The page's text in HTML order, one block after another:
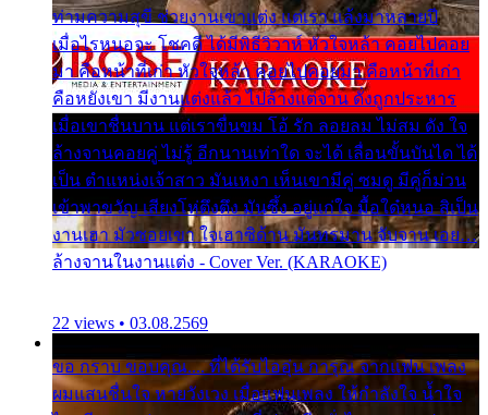
ท่ามความสุขี ช่วยงานเขาแต่ง แต่เรา แล้งมาหลายปี
เมื่อไรหนอจะ โชคดี ได้มีพิธีวิวาห์ หัวใจหล้า คอยไปคอย
มา คือหน้าที่เก่า หัวใจหล้า คอยไปคอยมา คือหน้าที่เก่า
คือหยังเขา มีงานแต่งแล้ว ไปล้างแต่จาน ดั่งถูกประหาร
เมื่อเขาชื่นบาน แต่เราขื่นขม โอ้ รัก ลอยลม ไม่สม ดัง ใจ
ล้างจานคอยคู่ ไม่รู้ อีกนานเท่าใด จะได้ เลื่อนขั้นบันได ได้
เป็น ตำแหน่งเจ้าสาว มันเหงา เห็นเขามีคู่ ซมดู มีคู่ก็ม่วน
เข้าพาขวัญ เสียงโห่ตึงตึง มันซึ้ง อยู่แก่ใจ มื้อใด๋หนอ สิเป็น
งานเฮา มัวซอยเขา ใจเฮาซิด้าน มันทรมาน จับจาน เอย…
ล้างจานในงานแต่ง - Cover Ver. (KARAOKE)
22 views • 03.08.2569
ขอ กราบ ขอบคุณ.... ที่ได้รับไออุ่น การุณ จากแฟน เพลง
ผมแสนชื่นใจ หายวังเวง เมื่อแฟนเพลง ให้กำลังใจ น้ำใจ